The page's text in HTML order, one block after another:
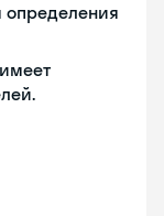
определения